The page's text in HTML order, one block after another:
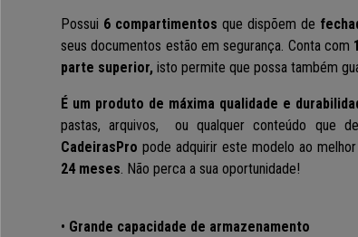
Possui 6 compartimentos que dispõem de
seus documentos estão em segurança. Conta com
parte superior, isto permite que possa também
É um produto de máxima qualidade e
pastas, arquivos, ou qualquer conteúdo que
CadeirasPro pode adquirir este modelo ao
24 meses. Não perca a sua oportunidade!
• Grande capacidade de armazenamento